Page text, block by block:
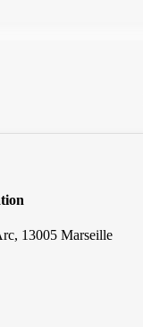
13005 Marseille